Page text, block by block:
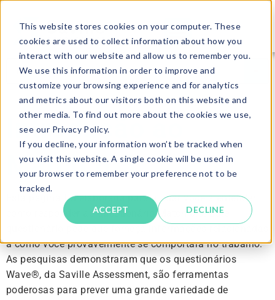
This website stores cookies on your computer. These
cookies are used to collect information about how you
interact with our website and allow us to remember you.
We use this information in order to improve and
customize your browsing experience and for analytics
and metrics about our visitors both on this website and
other media. To find out more about the cookies we use,
see our Privacy Policy.
If you decline, your information won’t be tracked when
you visit this website. A single cookie will be used in
your browser to remember your preference not to be
tracked.
ACCEPT DECLINE
Introdução ao
Match 6.5
Esta página foi elaborada para ajudar você a entender
como responder ao questionário Match 6.5. Este
a como você provavelmente se comportará no trabalho.
As pesquisas demonstraram que os questionários
Wave®, da Saville Assessment, são ferramentas
poderosas para prever uma grande variedade de